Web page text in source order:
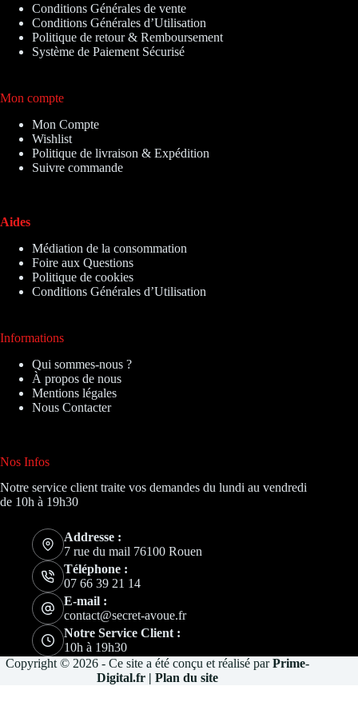
Conditions Générales de vente
Conditions Générales d’Utilisation
Politique de retour & Remboursement
Système de Paiement Sécurisé
Mon compte
Mon Compte
Wishlist
Politique de livraison & Expédition
Suivre commande
Aides
Médiation de la consommation
Foire aux Questions
Politique de cookies
Conditions Générales d’Utilisation
Informations
Qui sommes-nous ?
À propos de nous
Mentions légales
Nous Contacter
Nos Infos
Notre service client traite vos demandes du lundi au vendredi
de 10h à 19h30
Addresse :
7 rue du mail 76100 Rouen
Téléphone :
07 66 39 21 14
E-mail :
contact@secret-avoue.fr
Notre Service Client :
10h à 19h30
Copyright © 2026 - Ce site a été conçu et réalisé parPrime-
Digital.fr |Plan du site